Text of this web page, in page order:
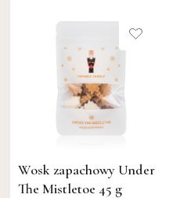
Wosk zapachowy Under
The Mistletoe 45 g